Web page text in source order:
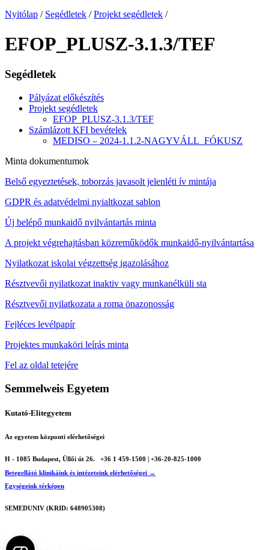
Nyitólap / Segédletek / Projekt segédletek /
EFOP_PLUSZ-3.1.3/TEF
Segédletek
Pályázat előkészítés
Projekt segédletek
EFOP_PLUSZ-3.1.3/TEF
Számlázott KFI bevételek
MEDISO – 2024-1.1.2-NAGYVÁLL_FÓKUSZ
Minta dokumentumok
Belső egyeztetések, toborzás javasolt jelenléti ív mintája
GDPR és adatvédelmi nyialtkozat sablon
Új belépő munkaidő nyilvántartás minta
A projekt végrehajtásban közreműködők munkaidő-nyilvántartása
Nyilatkozat iskolai végzettség igazolásához
Résztvevői nyilatkozat inaktiv vagy munkanélküli sta
Résztvevői nyilatkozata a roma önazonosság
Fejléces levélpapír
Projektes munkaköri leírás minta
Fel az oldal tetejére
Semmelweis Egyetem
Kutató-Elitegyetem
Az egyetem központi elérhetőségei
H - 1085 Budapest, Üllői út 26.
+36 1 459-1500 | +36-20-825-1000
Betegellátó klinikáink és intézeteink elérhetőségei →
Egységeink térképen
SEMEDUNIV (KRID: 648905308)